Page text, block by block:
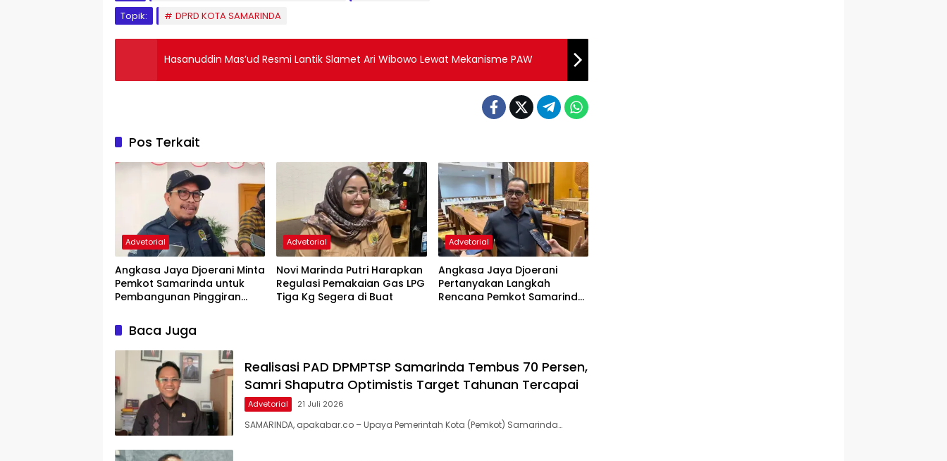
Topik:
DPRD KOTA SAMARINDA
Hasanuddin Mas’ud Resmi Lantik Slamet Ari Wibowo Lewat Mekanisme PAW
Pos Terkait
Advetorial
Angkasa Jaya Djoerani Minta
Pemkot Samarinda untuk
Pembangunan Pinggiran
Advetorial
Novi Marinda Putri Harapkan
Regulasi Pemakaian Gas LPG
Tiga Kg Segera di Buat
Advetorial
Angkasa Jaya Djoerani
Pertanyakan Langkah
Rencana Pemkot Samarinda
Baca Juga
Realisasi PAD DPMPTSP Samarinda Tembus 70 Persen,
Samri Shaputra Optimistis Target Tahunan Tercapai
Advetorial 21 Juli 2026
SAMARINDA, apakabar.co – Upaya Pemerintah Kota (Pemkot) Samarinda…